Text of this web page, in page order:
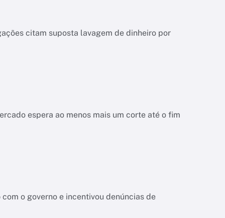
citam suposta lavagem de dinheiro por
espera ao menos mais um corte até o fim
o governo e incentivou denúncias de